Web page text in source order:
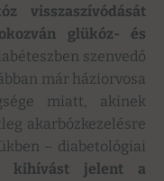
visszaszívódását
glükóz- és
szenvedő
már háziorvosa
miatt, akinek
akarbózkezelésre
– diabetológiai
kihívást jelent a